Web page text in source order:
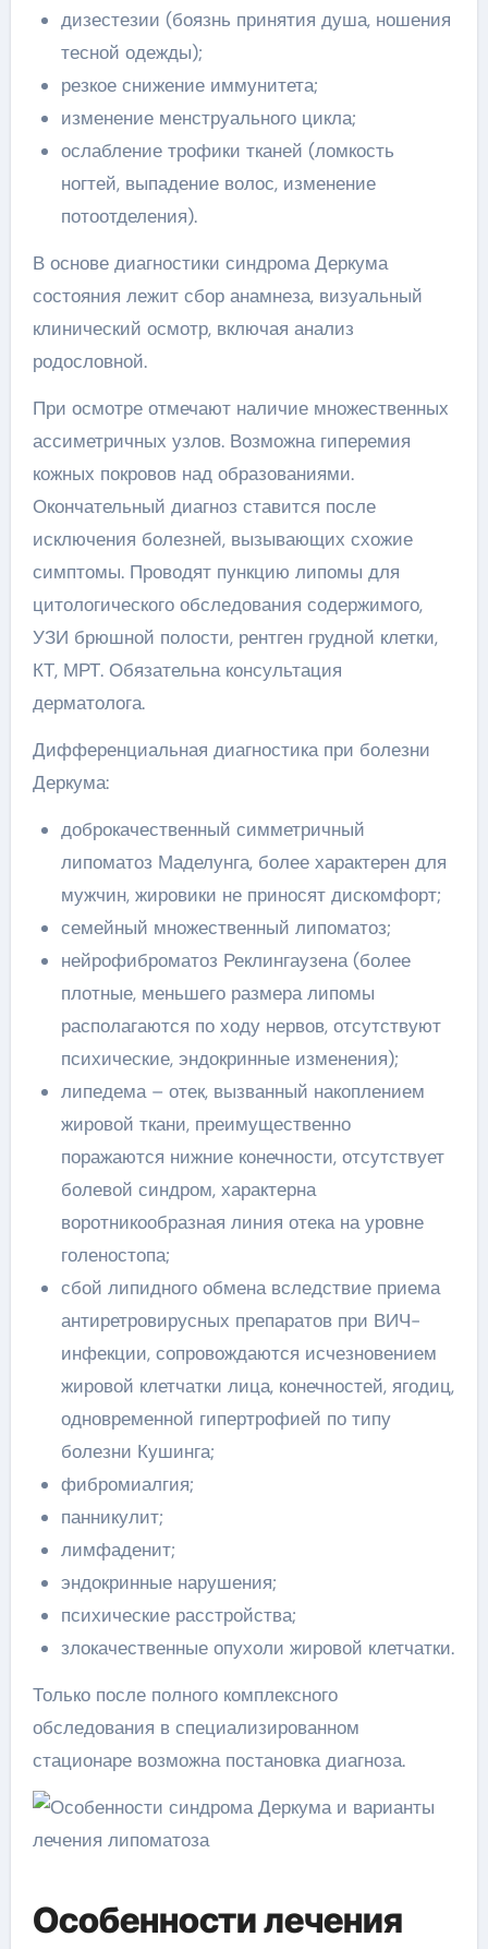
дизестезии (боязнь принятия душа, ношения
тесной одежды);
резкое снижение иммунитета;
изменение менструального цикла;
ослабление трофики тканей (ломкость
ногтей, выпадение волос, изменение
потоотделения).
В основе диагностики синдрома Деркума
состояния лежит сбор анамнеза, визуальный
клинический осмотр, включая анализ
родословной.
При осмотре отмечают наличие множественных
ассиметричных узлов. Возможна гиперемия
кожных покровов над образованиями.
Окончательный диагноз ставится после
исключения болезней, вызывающих схожие
симптомы. Проводят пункцию липомы для
цитологического обследования содержимого,
УЗИ брюшной полости, рентген грудной клетки,
КТ, МРТ. Обязательна консультация
дерматолога.
Дифференциальная диагностика при болезни
Деркума:
доброкачественный симметричный
липоматоз Маделунга, более характерен для
мужчин, жировики не приносят дискомфорт;
семейный множественный липоматоз;
нейрофиброматоз Реклингаузена (более
плотные, меньшего размера липомы
располагаются по ходу нервов, отсутствуют
психические, эндокринные изменения);
липедема – отек, вызванный накоплением
жировой ткани, преимущественно
поражаются нижние конечности, отсутствует
болевой синдром, характерна
воротникообразная линия отека на уровне
голеностопа;
сбой липидного обмена вследствие приема
антиретровирусных препаратов при ВИЧ-
инфекции, сопровождаются исчезновением
жировой клетчатки лица, конечностей, ягодиц,
одновременной гипертрофией по типу
болезни Кушинга;
фибромиалгия;
панникулит;
лимфаденит;
эндокринные нарушения;
психические расстройства;
злокачественные опухоли жировой клетчатки.
Только после полного комплексного
обследования в специализированном
стационаре возможна постановка диагноза.
Особенности лечения